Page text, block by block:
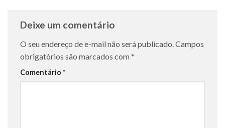
Deixe um comentário
O seu endereço de e-mail não será publicado.Campos
obrigatórios são marcados com *
Comentário *